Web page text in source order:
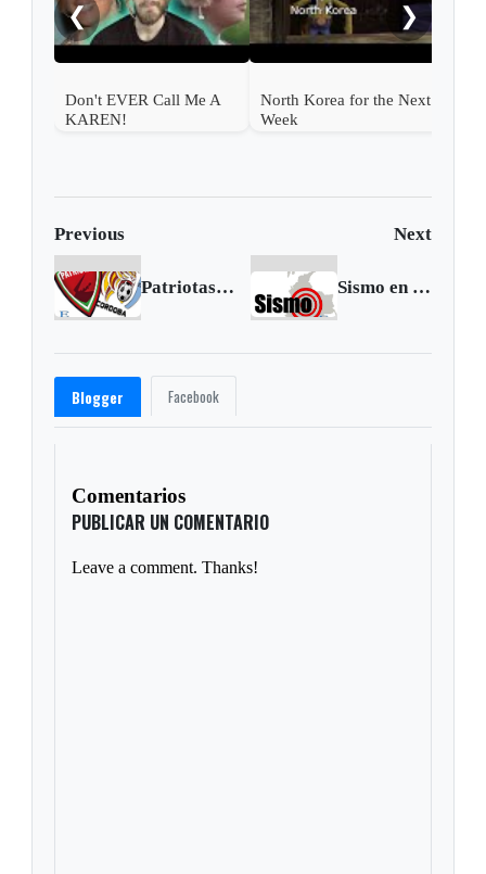
❮
Don't EVER Call Me A
KAREN!
North Korea for the Next
Week
❯
Previous Next
Patriotas suma en su visita al Jaguares Sismo en Los Santos se siente en el oriente colombiano
Blogger Facebook
Comentarios
PUBLICAR UN COMENTARIO
Leave a comment. Thanks!